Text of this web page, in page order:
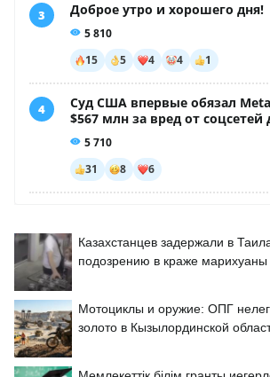
Казахстанцев задержали в
подозрению в краже марихуаны
Мотоциклы и оружие: ОПГ
золото в Кызылординской